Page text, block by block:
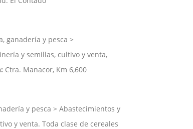
ganadería y pesca >
y semillas, cultivo y venta,
Ctra. Manacor, Km 6,600
y pesca > Abastecimientos y
y venta. Toda clase de cereales